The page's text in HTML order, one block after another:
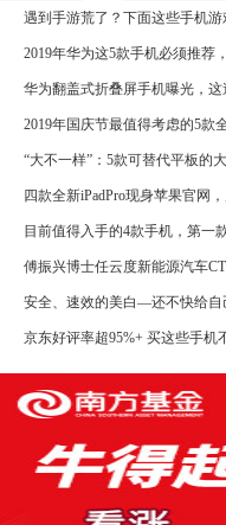
遇到手游荒了？下面这些手机
2019年华为这5款手机必须推荐
华为翻盖式折叠屏手机曝光，这
2019年国庆节最值得考虑的5款
“大不一样”：5款可替代平板的
四款全新iPadPro现身苹果官网
目前值得入手的4款手机，第一
傅振兴博士任云度新能源汽车
安全、速效的美白—还不快给自
京东好评率超95%+ 买这些手机